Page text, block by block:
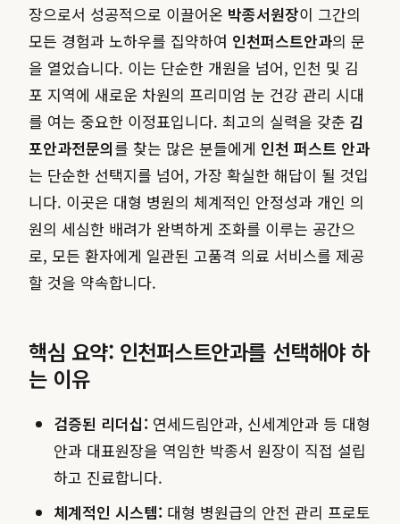
장으로서 성공적으로 이끌어온 박종서원장이 그간의
모든 경험과 노하우를 집약하여 인천퍼스트안과의 문
을 열었습니다. 이는 단순한 개원을 넘어, 인천 및 김
포 지역에 새로운 차원의 프리미엄 눈 건강 관리 시대
를 여는 중요한 이정표입니다. 최고의 실력을 갖춘 김
포안과전문의를 찾는 많은 분들에게 인천 퍼스트 안과
는 단순한 선택지를 넘어, 가장 확실한 해답이 될 것입
니다. 이곳은 대형 병원의 체계적인 안정성과 개인 의
원의 세심한 배려가 완벽하게 조화를 이루는 공간으
로, 모든 환자에게 일관된 고품격 의료 서비스를 제공
할 것을 약속합니다.
핵심 요약: 인천퍼스트안과를 선택해야 하
는 이유
검증된 리더십: 연세드림안과, 신세계안과 등 대형
안과 대표원장을 역임한 박종서 원장이 직접 설립
하고 진료합니다.
체계적인 시스템: 대형 병원급의 안전 관리 프로토